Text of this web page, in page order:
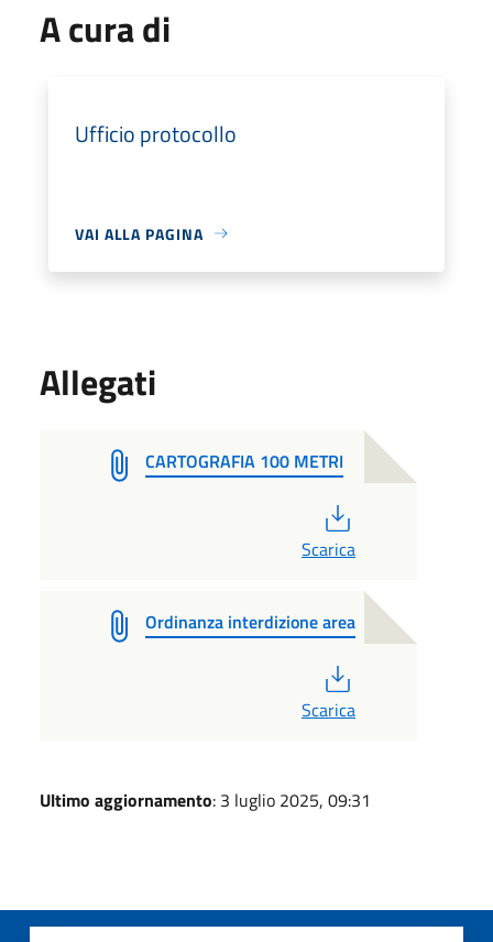
A cura di
Ufficio protocollo
VAI ALLA PAGINA
Allegati
CARTOGRAFIA 100 METRI
Scarica
Ordinanza interdizione area
Scarica
Ultimo aggiornamento: 3 luglio 2025, 09:31